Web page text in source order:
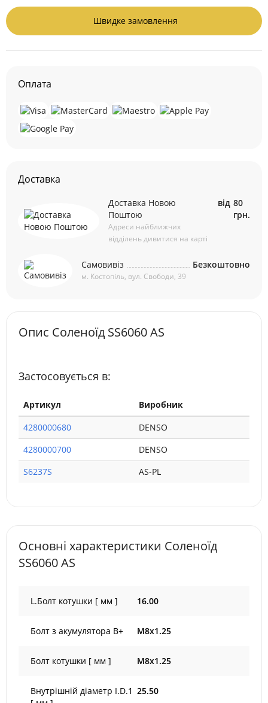
Швидке замовлення
Оплата
Доставка
Доставка Новою
Поштою
Адреси найближчих
відділень дивитися на карті
від 80
грн.
Самовивіз
м. Костопіль, вул. Свободи, 39
Безкоштовно
Опис Соленоїд SS6060 AS
Застосовується в:
Артикул
Виробник
4280000680
DENSO
4280000700
DENSO
S6237S
AS-PL
Основні характеристики Соленоїд
SS6060 AS
L.Болт котушки [ мм ] 16.00
Болт з акумулятора B+ M8x1.25
Болт котушки [ мм ] M8x1.25
Внутрішній діаметр I.D.1 25.50